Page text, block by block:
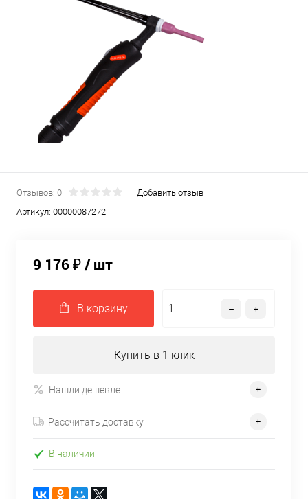
Отзывов: 0
Добавить отзыв
Артикул: 00000087272
9 176 ₽/ шт
В корзину
Купить в 1 клик
Нашли дешевле
Рассчитать доставку
В наличии